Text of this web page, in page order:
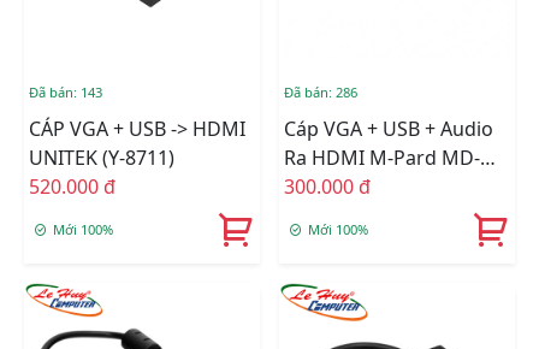
Đã bán: 143
CÁP VGA + USB -> HDMI
UNITEK (Y-8711)
520.000 đ
Mới 100%
Đã bán: 286
Cáp VGA + USB + Audio
Ra HDMI M-Pard MD-
008
300.000 đ
Mới 100%